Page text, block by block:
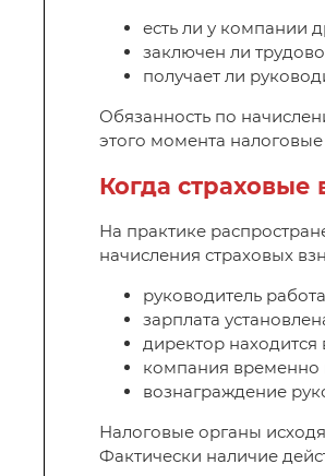
есть ли у компании
заключен ли
получает ли
Обязанность по
этого момента
Когда
На практике
начисления страховых
руководитель
зарплата
директор находится
компания временно
вознаграждение
Налоговые органы
Фактически наличие